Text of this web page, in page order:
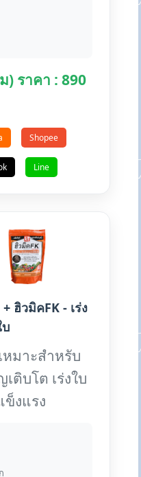
) ราคา : 890
Shopee
Line
ฮิวมิคFK - เร่ง
บ
หมาะสำหรับ
ติบโต เร่งใบ
ข็งแรง